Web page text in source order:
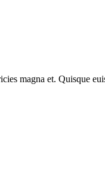
magna et. Quisque